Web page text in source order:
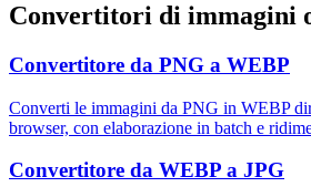
Convertitori di immagini
Convertitore da PNG a WEBP
Converti le immagini da PNG in WEBP
browser, con elaborazione in batch e
Convertitore da WEBP a JPG